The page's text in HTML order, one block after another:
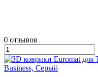
0 отзывов